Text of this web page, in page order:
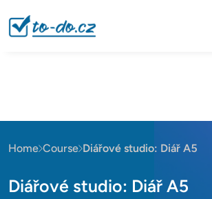
Home Course Diářové studio: Diář A5
Diářové studio: Diář A5